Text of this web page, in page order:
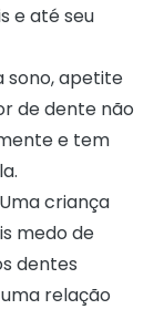
e até seu
sono, apetite
de dente não
e tem
criança
medo de
dentes
relação